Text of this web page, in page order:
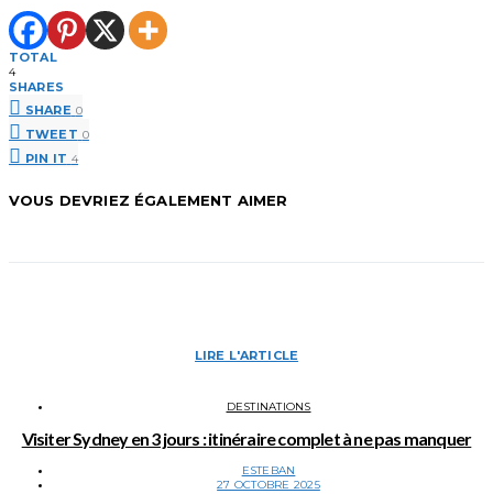
TOTAL
4
SHARES
SHARE 0
TWEET 0
PIN IT 4
VOUS DEVRIEZ ÉGALEMENT AIMER
LIRE L'ARTICLE
DESTINATIONS
Visiter Sydney en 3 jours : itinéraire complet à ne pas manquer
ESTEBAN
27 OCTOBRE 2025